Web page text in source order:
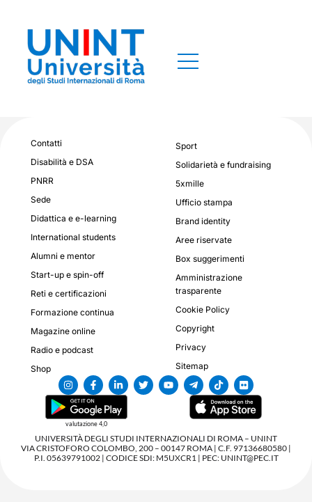
Contatti
Disabilità e DSA
PNRR
Sede
Didattica e e-learning
International students
Alumni e mentor
Start-up e spin-off
Reti e certificazioni
Formazione continua
Magazine online
Radio e podcast
Shop
Sport
Solidarietà e fundraising
5xmille
Ufficio stampa
Brand identity
Aree riservate
Box suggerimenti
Amministrazione
trasparente
Cookie Policy
Copyright
Privacy
Sitemap
valutazione 4,0
UNIVERSITÀ DEGLI STUDI INTERNAZIONALI DI ROMA – UNINT
VIA CRISTOFORO COLOMBO, 200 – 00147 ROMA | C.F. 97136680580 |
P.I. 05639791002 | CODICE SDI: M5UXCR1 | PEC: UNINT@PEC.IT